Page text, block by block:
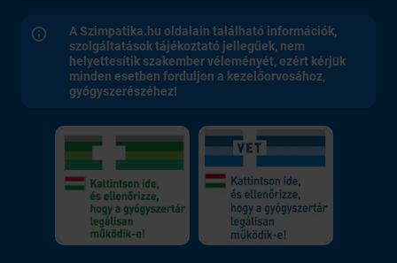
A Szimpatika.hu oldalain található információk,
szolgáltatások tájékoztató jellegűek, nem
helyettesítik szakember véleményét, ezért kérjük
minden esetben forduljon a kezelőorvosához,
gyógyszerészéhez!